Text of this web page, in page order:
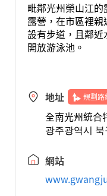
毗鄰光州榮山江
露營，在市區裡
設有步道，且鄰
開放游泳池。
地址 規劃路
全南光州統合
광주광역시
網站